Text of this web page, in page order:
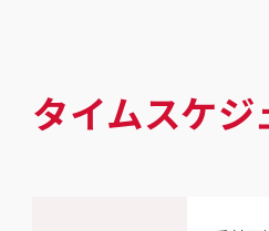
タイムスケジ